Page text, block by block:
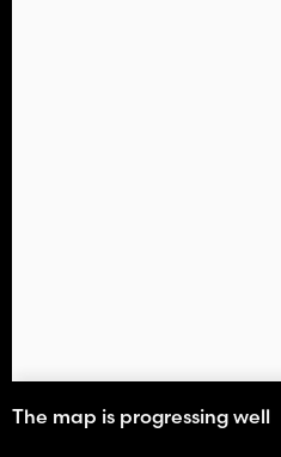
The map is progressing well